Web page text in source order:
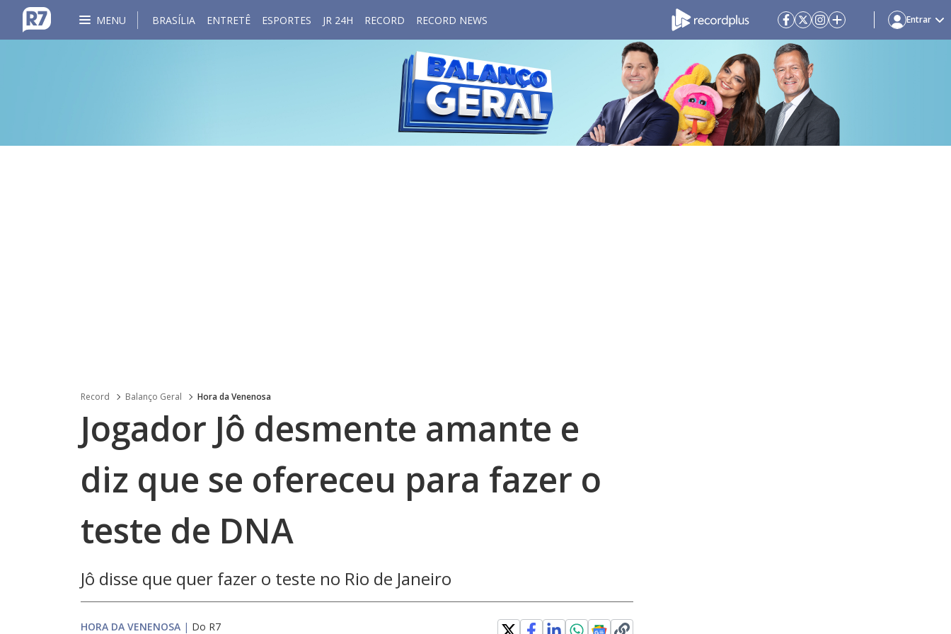
MENU BRASÍLIA ENTRETÊ ESPORTES JR 24H RECORD RECORD NEWS Entrar
Record Balanço Geral Hora da Venenosa
Jogador Jô desmente amante e
diz que se ofereceu para fazer o
teste de DNA
Jô disse que quer fazer o teste no Rio de Janeiro
HORA DA VENENOSA | Do R7